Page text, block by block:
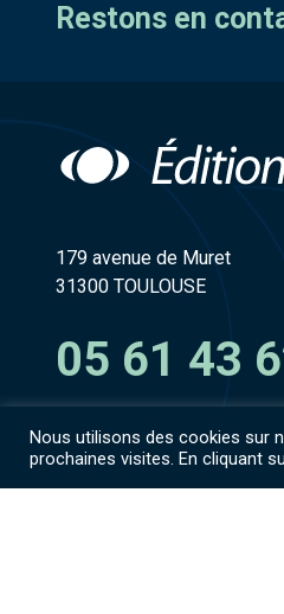
Restons en
179 avenue de Muret
31300 TOULOUSE
05 61 43
Accès espace numérique
Nous utilisons des cookies sur
prochaines visites. En cliquant